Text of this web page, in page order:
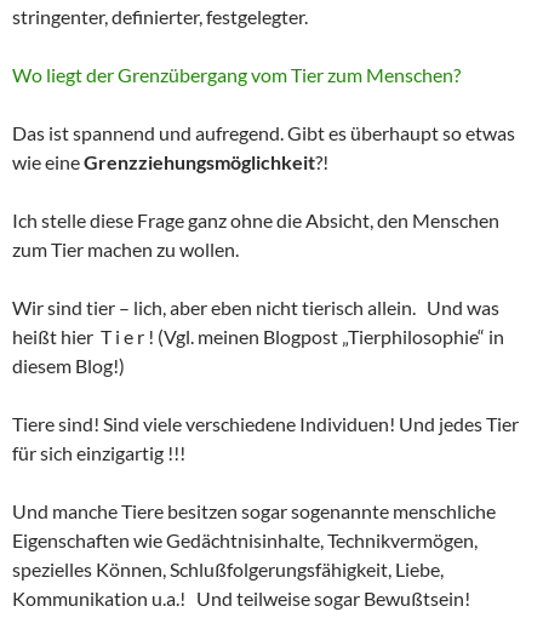
stringenter, definierter, festgelegter.
Wo liegt der Grenzübergang vom Tier zum Menschen?
Das ist spannend und aufregend. Gibt es überhaupt so etwas
wie eineGrenzziehungsmöglichkeit?!
Ich stelle diese Frage ganz ohne die Absicht, den Menschen
zum Tier machen zu wollen.
Wir sind tier – lich, aber eben nicht tierisch allein. Und was
heißt hier T i e r ! (Vgl. meinen Blogpost „Tierphilosophie“ in
diesem Blog!)
Tiere sind! Sind viele verschiedene Individuen! Und jedes Tier
für sich einzigartig !!!
Und manche Tiere besitzen sogar sogenannte menschliche
Eigenschaften wie Gedächtnisinhalte, Technikvermögen,
spezielles Können, Schlußfolgerungsfähigkeit, Liebe,
Kommunikation u.a.! Und teilweise sogar Bewußtsein!